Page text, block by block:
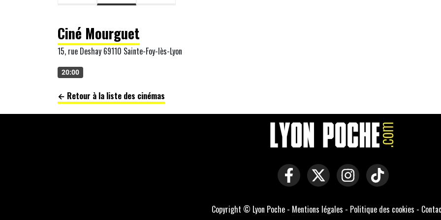
Ciné Mourguet
15, rue Deshay 69110 Sainte-Foy-lès-Lyon
20:00
← Retour à la liste des cinémas
Copyright © Lyon Poche - Mentions légales - Politique des cookies -